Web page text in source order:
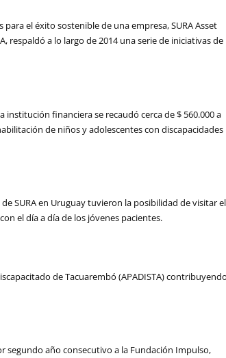
el éxito sostenible de una empresa, SURA Asset
respaldó a lo largo de 2014 una serie de iniciativas de
institución financiera se recaudó cerca de $ 560.000 a
de niños y adolescentes con discapacidades
SURA en Uruguay tuvieron la posibilidad de visitar el
el día a día de los jóvenes pacientes.
de Tacuarembó (APADISTA)
segundo año consecutivo a la Fundación Impulso,